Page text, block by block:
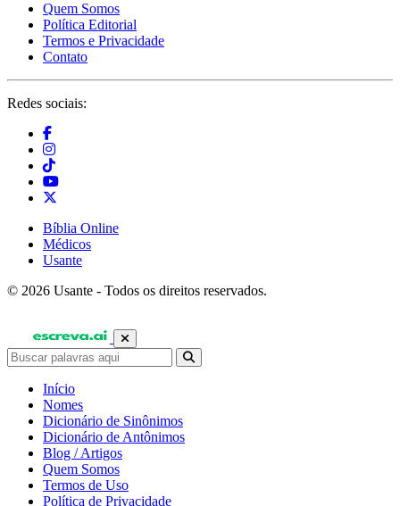
Quem Somos
Política Editorial
Termos e Privacidade
Contato
Redes sociais:
Bíblia Online
Médicos
Usante
© 2026 Usante - Todos os direitos reservados.
Início
Nomes
Dicionário de Sinônimos
Dicionário de Antônimos
Blog / Artigos
Quem Somos
Termos de Uso
Política de Privacidade